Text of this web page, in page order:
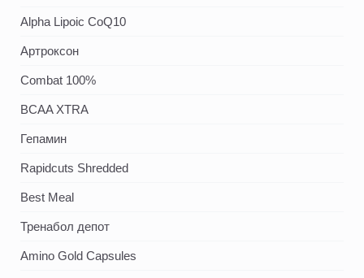
Alpha Lipoic CoQ10
Артроксон
Combat 100%
BCAA XTRA
Гепамин
Rapidcuts Shredded
Best Meal
Тренабол депот
Amino Gold Capsules